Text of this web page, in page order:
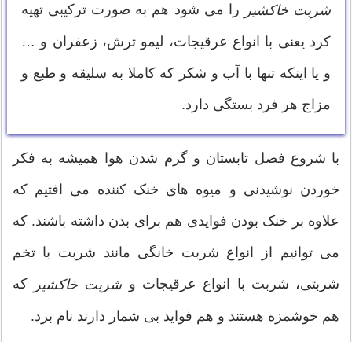
شربت خاکشیر را می شود هم به صورت ترکیبی تهیه
کرد یعنی با انواع عرقیجات، لیمو ترش، زعفران و …
و یا اینکه تنها با آب و شکر که کاملا به سلیقه و طبع و
مزاج هر فرد بستگی دارد.
با شروع فصل تابستان و گرم شدن هوا همیشه به فکر
خوردن نوشیدنی و میوه های خنک کننده می افتیم که
علاوه بر خنک بودن فوایدی هم برای بدن داشته باشند. که
می توانیم از انواع شربت خانگی مانند شربت با تخم
شربتی، شربت با انواع عرقیجات و شربت خاکشیر که
هم خوشمزه هستند و هم فواید بی شمار دارند نام برد.